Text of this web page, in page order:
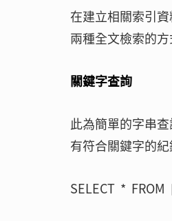
在建立相關索引
兩種全文檢索的
關鍵字查詢
此為簡單的字串
有符合關鍵字的紀
SELECT *